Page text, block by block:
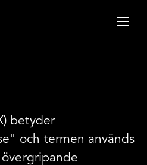
betyder
och termen används